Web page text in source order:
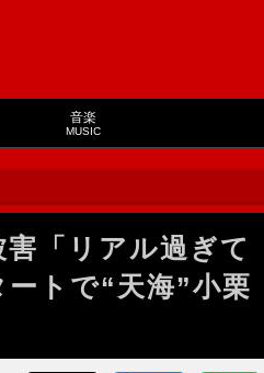
音楽
MUSIC
害「リアル過ぎて
トで“天海”小栗